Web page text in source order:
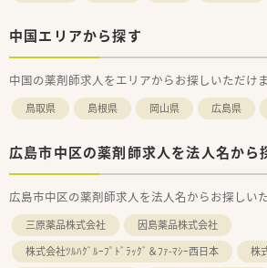
中国エリアから探す
中国の薬剤師求人をエリアからお探しいただけま
鳥取県 島根県 岡山県 広島県
広島市中区の薬剤師求人を法人名から
広島市中区の薬剤師求人を法人名からお探しい
三原薬品株式会社
因島薬品株式会社
株式会社ﾂﾙﾊｸﾞﾙｰﾌﾟﾄﾞﾗｯｸﾞ＆ﾌｧ-ﾏｼｰ西日本
株